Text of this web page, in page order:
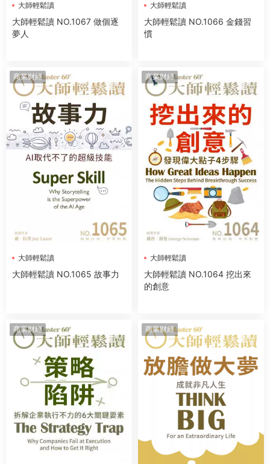
大師輕鬆讀
大師輕鬆讀 NO.1067 做個逐
夢人
大師輕鬆讀
大師輕鬆讀 NO.1066 金錢習
慣
商業财經
大師輕鬆讀
大師輕鬆讀 NO.1065 故事力
商業财經
大師輕鬆讀
大師輕鬆讀 NO.1064 挖出來
的創意
商業财經 商業财經